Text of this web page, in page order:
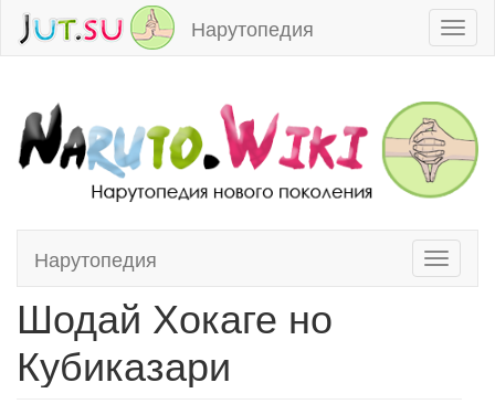
Нарутопедия
Toggle
Нарутопедия
Перейти к:навигация,поиск
Шодай Хокаге но
Кубиказари